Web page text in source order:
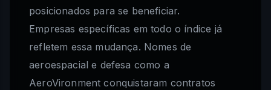
posicionados para se beneficiar.
Empresas específicas em todo o índice já
refletem essa mudança. Nomes de
aeroespacial e defesa como a
AeroVironment conquistaram contratos